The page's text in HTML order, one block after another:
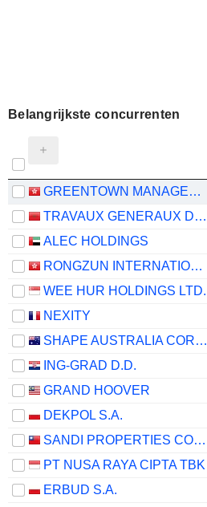
Belangrijkste concurrenten
GREENTOWN MANAGEMENT HOLDINGS COMPANY LIMITED
TRAVAUX GENERAUX DE CONSTRUCTION DE CASABLANCA S.A
ALEC HOLDINGS
RONGZUN INTERNATIONAL HOLDINGS GROUP LIMITED
WEE HUR HOLDINGS LTD.
NEXITY
SHAPE AUSTRALIA CORPORATION LIMITED
ING-GRAD D.D.
GRAND HOOVER
DEKPOL S.A.
SANDI PROPERTIES CO.,LTD.
PT NUSA RAYA CIPTA TBK
ERBUD S.A.